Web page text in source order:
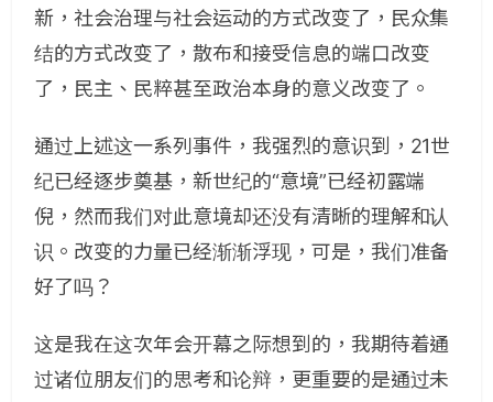
新，社会治理与社会运动的方式改变了，民众集
结的方式改变了，散布和接受信息的端口改变
了，民主、民粹甚至政治本身的意义改变了。
通过上述这一系列事件，我强烈的意识到，21世
纪已经逐步奠基，新世纪的“意境”已经初露端
倪，然而我们对此意境却还没有清晰的理解和认
识。改变的力量已经渐渐浮现，可是，我们准备
好了吗？
这是我在这次年会开幕之际想到的，我期待着通
过诸位朋友们的思考和论辩，更重要的是通过未